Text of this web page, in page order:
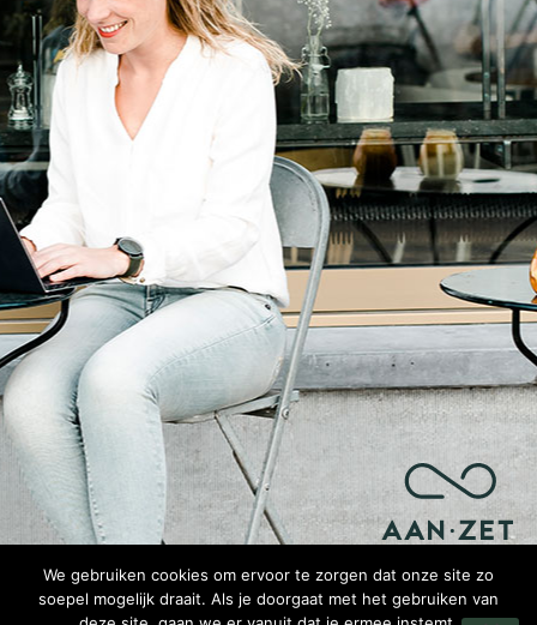
We gebruiken cookies om ervoor te zorgen dat onze site zo
soepel mogelijk draait. Als je doorgaat met het gebruiken van